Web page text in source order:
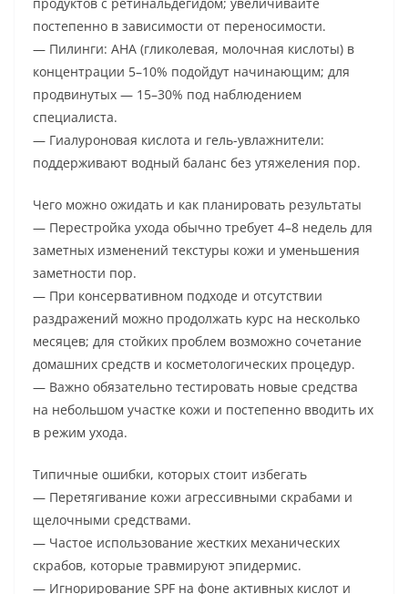
постепенно в зависимости от переносимости.
— Пилинги: AHA (гликолевая, молочная кислоты) в
концентрации 5–10% подойдут начинающим; для
продвинутых — 15–30% под наблюдением
специалиста.
— Гиалуроновая кислота и гель-увлажнители:
поддерживают водный баланс без утяжеления пор.
Чего можно ожидать и как планировать результаты
— Перестройка ухода обычно требует 4–8 недель для
заметных изменений текстуры кожи и уменьшения
заметности пор.
— При консервативном подходе и отсутствии
раздражений можно продолжать курс на несколько
месяцев; для стойких проблем возможно сочетание
домашних средств и косметологических процедур.
— Важно обязательно тестировать новые средства
на небольшом участке кожи и постепенно вводить их
в режим ухода.
Типичные ошибки, которых стоит избегать
— Перетягивание кожи агрессивными скрабами и
щелочными средствами.
— Частое использование жестких механических
скрабов, которые травмируют эпидермис.
— Игнорирование SPF на фоне активных кислот и